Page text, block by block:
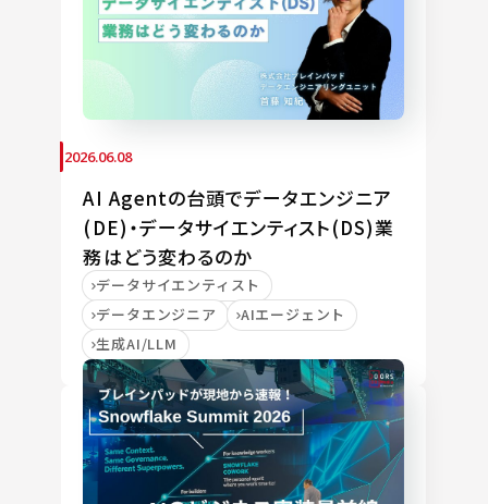
2026.06.08
AI Agentの台頭でデータエンジニア
(DE)・データサイエンティスト(DS)業
務はどう変わるのか
データサイエンティスト
データエンジニア
AIエージェント
生成AI/LLM